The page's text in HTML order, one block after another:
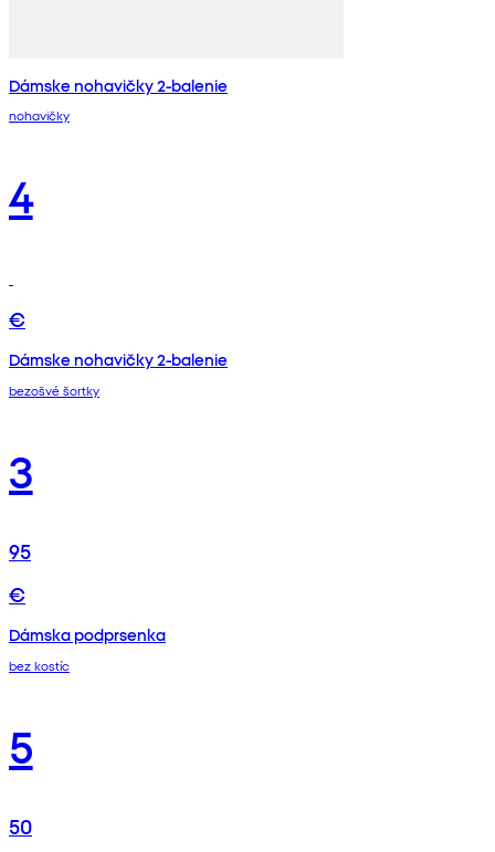
Dámske nohavičky 2-balenie
nohavičky
4
€
Dámske nohavičky 2-balenie
bezošvé šortky
3
95
€
Dámska podprsenka
bez kostíc
5
50